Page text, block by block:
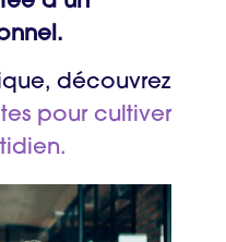
découvrez
pour cultiver